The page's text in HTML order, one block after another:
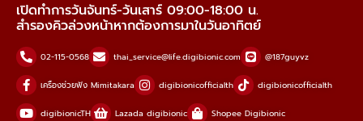
เปิดทำการวันจันทร์-วันเสาร์ 09:00-18:00 น.
สำรองคิวล่วงหน้าหากต้องการมาในวันอาทิตย์
02-115-0568 thai_service@life.digibionic.com @187guyvz
เครื่องช่วยฟัง Mimitakara digibionicofficialth digibionicofficialth
digibionicTH Lazada digibionic Shopee Digibionic